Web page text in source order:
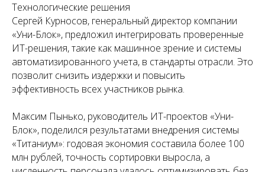
Технологические решения
Сергей Курносов, генеральный директор компании
«Уни-Блок», предложил интегрировать проверенные
ИТ-решения, такие как машинное зрение и системы
автоматизированного учета, в стандарты отрасли. Это
позволит снизить издержки и повысить
эффективность всех участников рынка.
Максим Пынько, руководитель ИТ-проектов «Уни-
Блок», поделился результатами внедрения системы
«Титаниум»: годовая экономия составила более 100
млн рублей, точность сортировки выросла, а